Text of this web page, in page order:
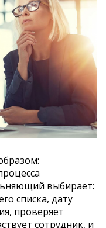
выбирает:
списка, дату
проверяет
сотрудник, и